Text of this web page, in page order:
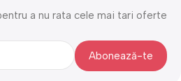
a nu rata cele mai tari oferte